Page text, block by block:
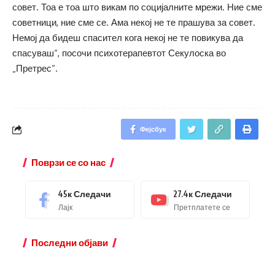
совет. Тоа е тоа што викам по социјалните мрежи. Ние сме
советници, ние сме се. Ама некој не те прашува за совет.
Немој да бидеш спасител кога некој не те повикува да
спасуваш“, посочи психотерапевтот Секулоска во
„Претрес“.
Фејсбук
Поврзи се со нас
45кСледачи
Лајк
27.4кСледачи
Претплатете се
Последни објави